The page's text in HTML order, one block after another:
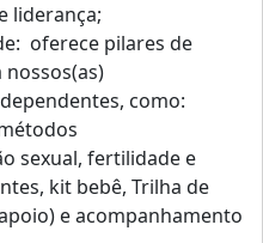
liderança;
oferece pilares de
como:
sexual, fertilidade e
kit bebê, Trilha de
e acompanhamento